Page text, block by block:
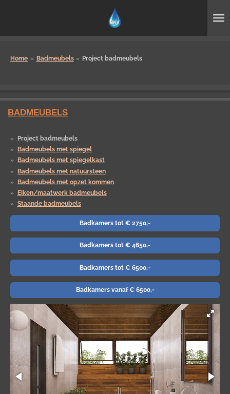
Home » Badmeubels » Project badmeubels
BADMEUBELS
Project badmeubels
Badmeubels met spiegel
Badmeubels met spiegelkast
Badmeubels met natuursteen
Badmeubels met opzet kommen
Eiken/maatwerk badmeubels
Staande badmeubels
Badkamers tot € 2750,-
Badkamers tot € 4650,-
Badkamers tot € 6500,-
Badkamers vanaf € 6500,-